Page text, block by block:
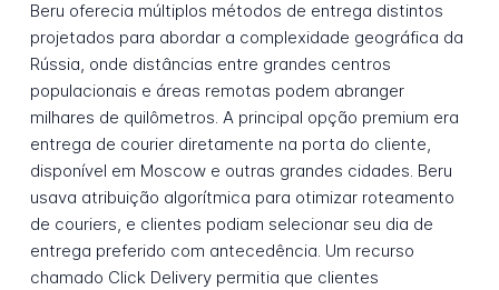
Beru oferecia múltiplos métodos de entrega distintos
projetados para abordar a complexidade geográfica da
Rússia, onde distâncias entre grandes centros
populacionais e áreas remotas podem abranger
milhares de quilômetros. A principal opção premium era
entrega de courier diretamente na porta do cliente,
disponível em Moscow e outras grandes cidades. Beru
usava atribuição algorítmica para otimizar roteamento
de couriers, e clientes podiam selecionar seu dia de
entrega preferido com antecedência. Um recurso
chamado Click Delivery permitia que clientes